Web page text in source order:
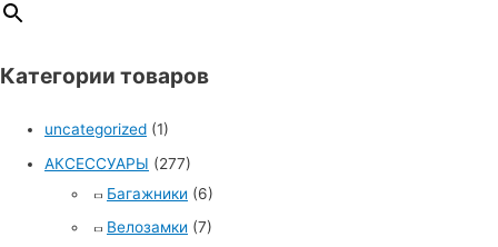
Категории товаров
uncategorized (1)
АКСЕССУАРЫ (277)
Багажники (6)
Велозамки (7)